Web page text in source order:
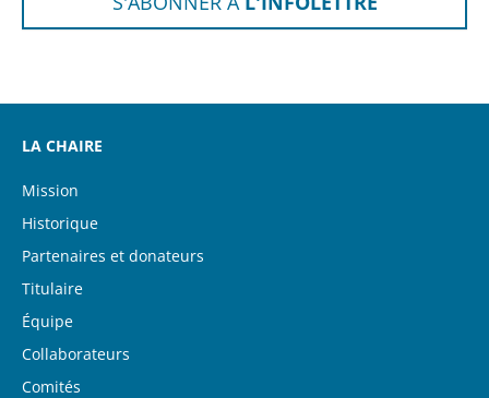
LA CHAIRE
Mission
Historique
Partenaires et donateurs
Titulaire
Équipe
Collaborateurs
Comités